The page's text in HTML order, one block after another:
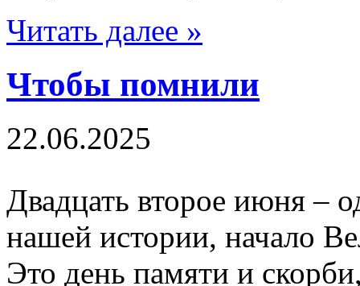
Читать далее »
Чтобы помнили
22.06.2025
Двадцать второе июня –
нашей истории, начало
Это день памяти и